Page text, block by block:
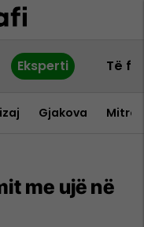
Eksperti Të
Gjakova
me ujë në